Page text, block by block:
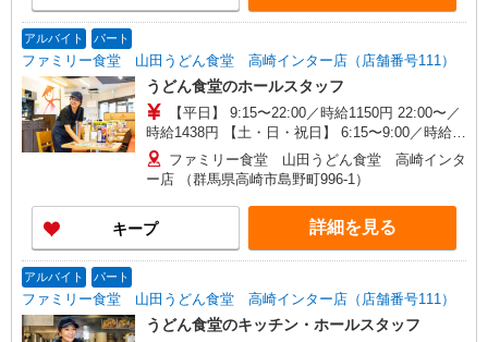
アルバイト パート
ファミリー食堂 山田うどん食堂 高崎インター店（店舗番号111）
うどん食堂のホールスタッフ
【平日】 9:15〜22:00／時給1150円 22:00〜／
時給1438円 【土・日・祝日】 6:15〜9:00／時給
1200円 9:00〜22:00／時給1150円 22:00〜／時給
1438円 日・祝日は時給50円アップ！（9時〜22
時）
ファミリー食堂 山田うどん食堂 高崎インタ
ー店 （群馬県高崎市島野町996-1）
キープ 詳細を見る
アルバイト パート
ファミリー食堂 山田うどん食堂 高崎インター店（店舗番号111）
うどん食堂のキッチン・ホールスタッフ